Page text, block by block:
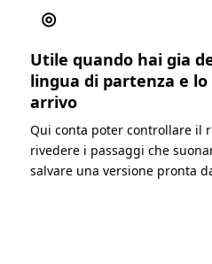
◎
Utile quando hai gia
lingua di partenza e lo
arrivo
Qui conta poter controllare il
rivedere i passaggi che
salvare una versione pronta